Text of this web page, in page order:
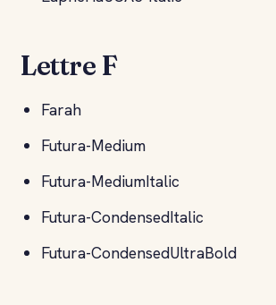
Lettre F
Farah
Futura-Medium
Futura-MediumItalic
Futura-CondensedItalic
Futura-CondensedUltraBold